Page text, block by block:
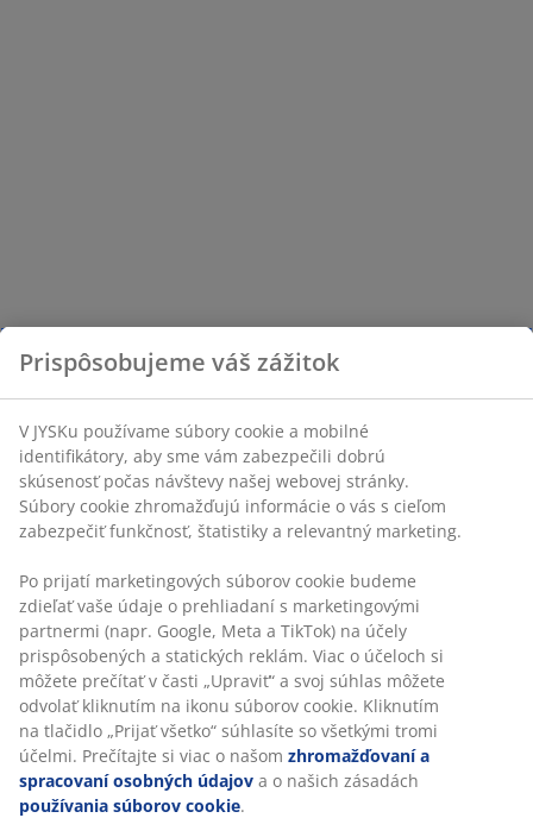
Prispôsobujeme váš zážitok
V JYSKu používame súbory cookie a mobilné
identifikátory, aby sme vám zabezpečili dobrú
skúsenosť počas návštevy našej webovej stránky.
Súbory cookie zhromažďujú informácie o vás s cieľom
zabezpečiť funkčnosť, štatistiky a relevantný marketing.
Po prijatí marketingových súborov cookie budeme
zdieľať vaše údaje o prehliadaní s marketingovými
partnermi (napr. Google, Meta a TikTok) na účely
prispôsobených a statických reklám. Viac o účeloch si
môžete prečítať v časti „Upraviť“ a svoj súhlas môžete
odvolať kliknutím na ikonu súborov cookie. Kliknutím
na tlačidlo „Prijať všetko“ súhlasíte so všetkými tromi
účelmi. Prečítajte si viac o našom zhromažďovaní a
spracovaní osobných údajov a o našich zásadách
používania súborov cookie.